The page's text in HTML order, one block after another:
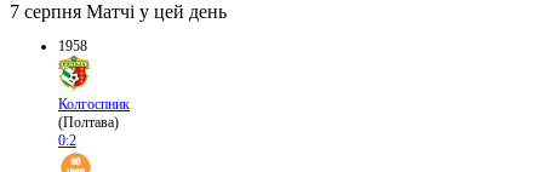
7 серпня Матчі у цей день
1958
Колгоспник
(Полтава)
0:2